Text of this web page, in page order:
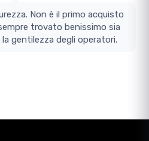
Non è il primo acquisto
trovato benissimo sia
gentilezza degli operatori.